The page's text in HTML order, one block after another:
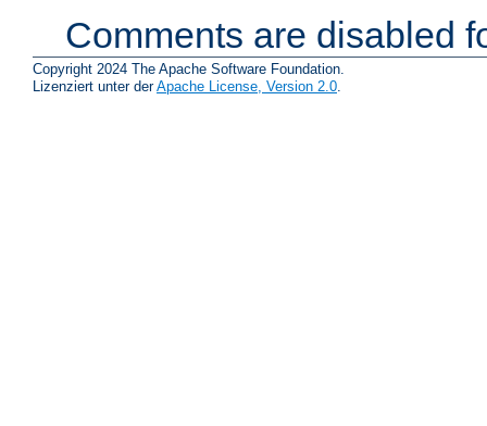
Comments are disabled
Copyright 2024 The Apache Software Foundation.
Lizenziert unter derApache License, Version 2.0